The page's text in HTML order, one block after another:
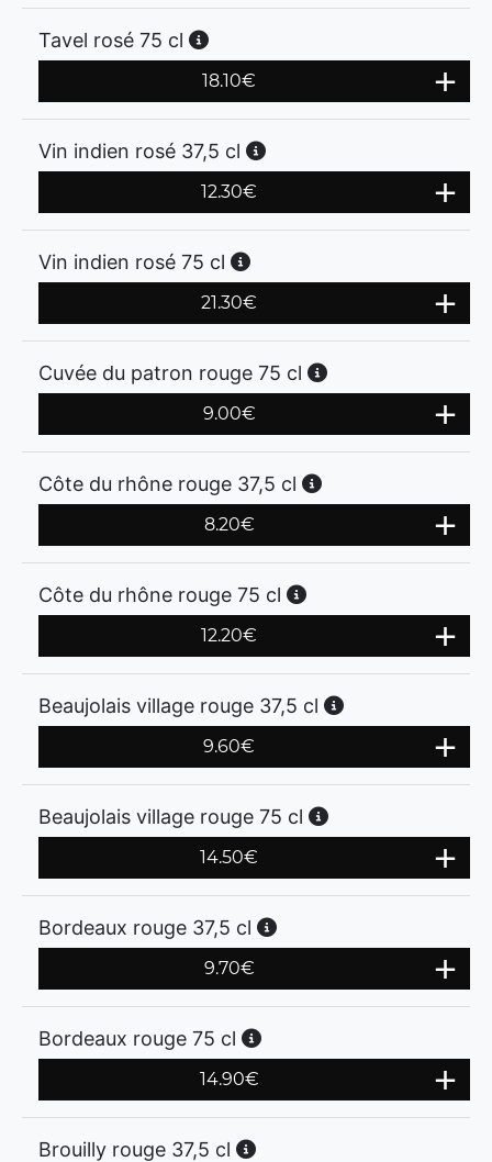
Tavel rosé 75 cl
18.10€
Vin indien rosé 37,5 cl
12.30€
Vin indien rosé 75 cl
21.30€
Cuvée du patron rouge 75 cl
9.00€
Côte du rhône rouge 37,5 cl
8.20€
Côte du rhône rouge 75 cl
12.20€
Beaujolais village rouge 37,5 cl
9.60€
Beaujolais village rouge 75 cl
14.50€
Bordeaux rouge 37,5 cl
9.70€
Bordeaux rouge 75 cl
14.90€
Brouilly rouge 37,5 cl